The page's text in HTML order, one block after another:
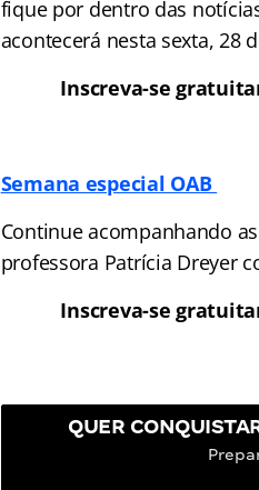
fique por dentro das
acontecerá nesta sexta, 28
Inscreva-se
Semana especial OAB
Continue acompanhando
professora Patrícia Dreyer
Inscreva-se
QUER